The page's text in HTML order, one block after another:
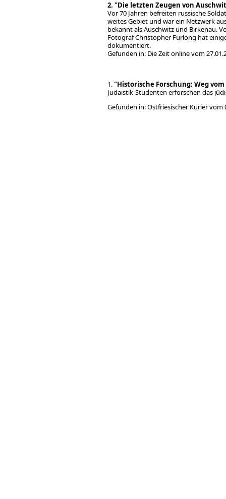
2. "Die letzten Zeugen von
Vor 70 Jahren befreiten russische
weites Gebiet und war ein Netzwerk
bekannt als Auschwitz und Birkenau.
Fotograf Christopher Furlong hat
dokumentiert.
Gefunden in: Die Zeit
1."Historische Forschung: Weg
Judaistik-Studenten erforschen das
Gefunden in: